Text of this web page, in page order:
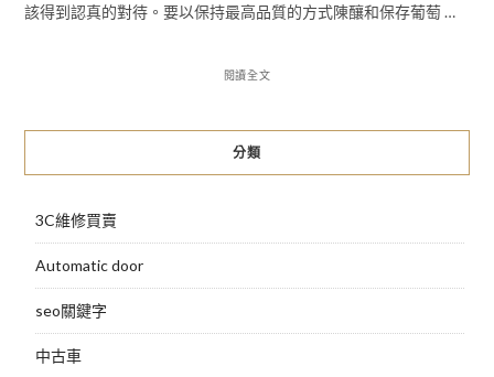
該得到認真的對待。要以保持最高品質的方式陳釀和保存葡萄 …
閱讀全文
分類
3C維修買賣
Automatic door
seo關鍵字
中古車